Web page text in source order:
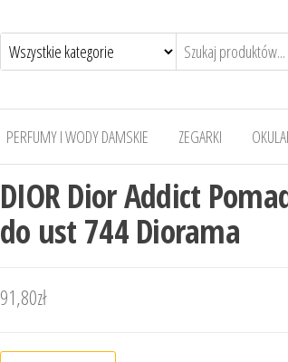
PERFUMY I WODY DAMSKIE ZEGARKI
DIOR Dior Addict
do ust 744 Diorama
91,80zł